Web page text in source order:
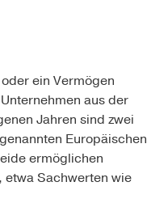
ein Vermögen
aus der
Jahren sind zwei
Europäischen
ermöglichen
etwa Sachwerten wie